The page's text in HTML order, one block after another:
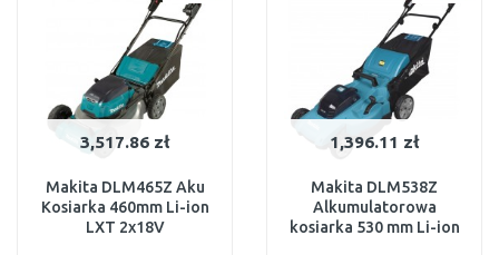
3,517.86 zł
Makita DLM465Z Aku
Kosiarka 460mm Li-ion
LXT 2x18V
1,396.11 zł
Makita DLM538Z
Alkumulatorowa
kosiarka 530 mm Li-ion